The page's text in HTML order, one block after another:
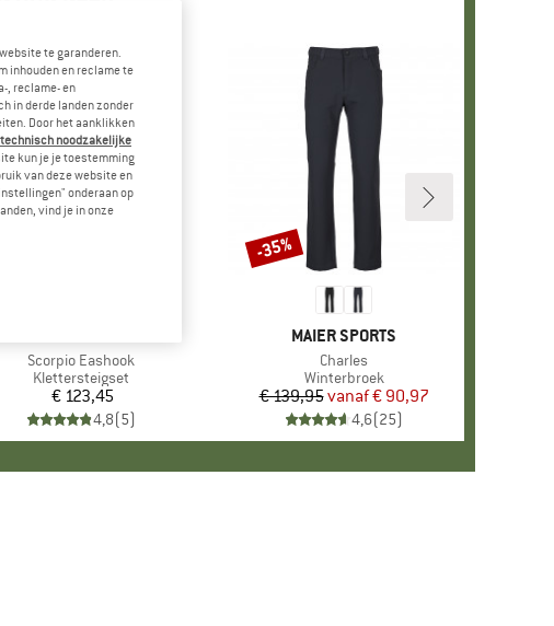
Artikel
Scorpio Eashook
Productgroep
Klettersteigset
Prijs
€ 123,45
4,8(5)
MERK
MAIER SPORTS
Artikel
Charles
Productgroep
Winterbroek
Prijs
€ 139,95 Verlaagde prijs
vanaf€ 90,97
4,6(25)
Korting
-35%
te garanderen.
inhouden en reclame te
, reclame- en
in derde landen zonder
Door het aanklikken
noodzakelijke
kun je je toestemming
van deze website en
onderaan op
vind je in onze